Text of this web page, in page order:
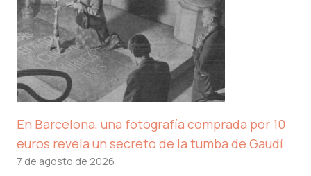
En Barcelona, ​​una fotografía comprada por 10
euros revela un secreto de la tumba de Gaudí
7 de agosto de 2026